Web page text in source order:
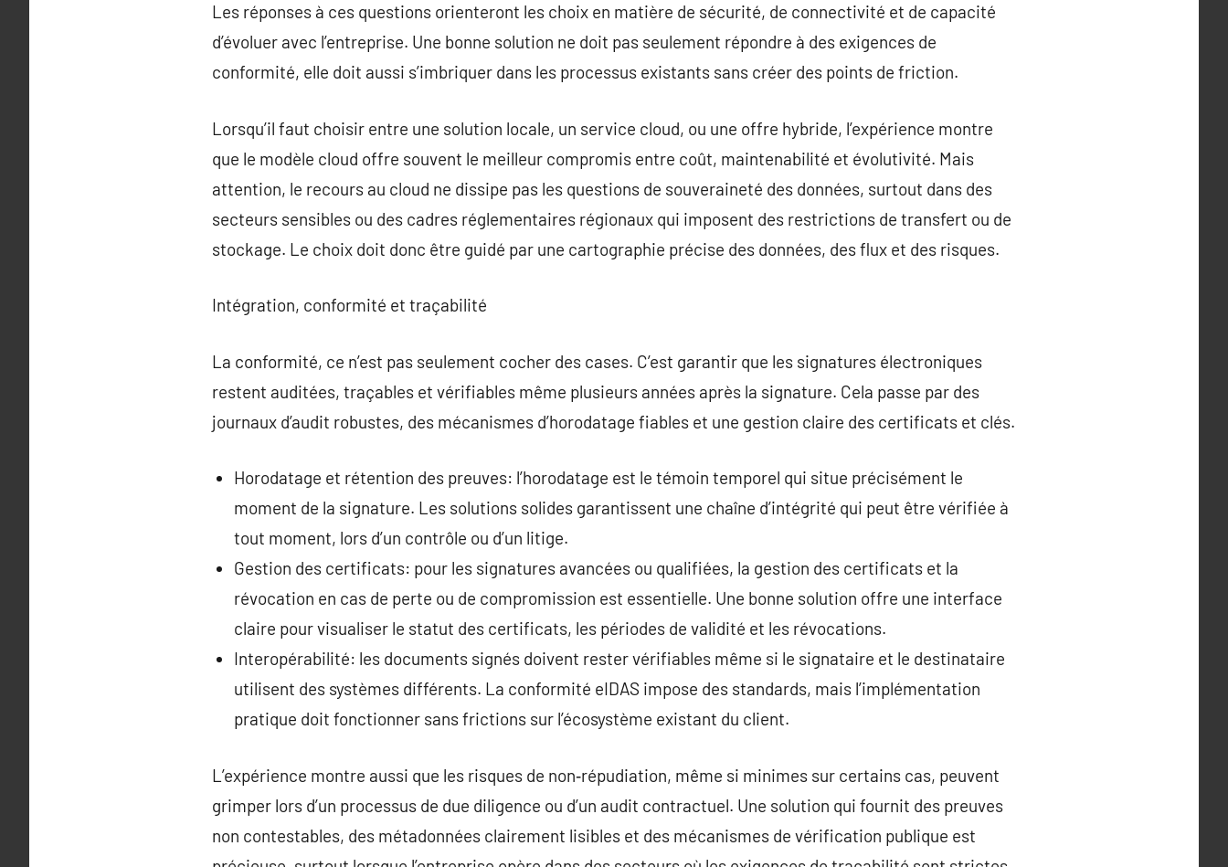
Les réponses à ces questions orienteront les choix en matière de sécurité, de connectivité et de capacité
d’évoluer avec l’entreprise. Une bonne solution ne doit pas seulement répondre à des exigences de
conformité, elle doit aussi s’imbriquer dans les processus existants sans créer des points de friction.
Lorsqu’il faut choisir entre une solution locale, un service cloud, ou une offre hybride, l’expérience montre
que le modèle cloud offre souvent le meilleur compromis entre coût, maintenabilité et évolutivité. Mais
attention, le recours au cloud ne dissipe pas les questions de souveraineté des données, surtout dans des
secteurs sensibles ou des cadres réglementaires régionaux qui imposent des restrictions de transfert ou de
stockage. Le choix doit donc être guidé par une cartographie précise des données, des flux et des risques.
Intégration, conformité et traçabilité
La conformité, ce n’est pas seulement cocher des cases. C’est garantir que les signatures électroniques
restent auditées, traçables et vérifiables même plusieurs années après la signature. Cela passe par des
journaux d’audit robustes, des mécanismes d’horodatage fiables et une gestion claire des certificats et clés.
Horodatage et rétention des preuves: l’horodatage est le témoin temporel qui situe précisément le
moment de la signature. Les solutions solides garantissent une chaîne d’intégrité qui peut être vérifiée à
tout moment, lors d’un contrôle ou d’un litige.
Gestion des certificats: pour les signatures avancées ou qualifiées, la gestion des certificats et la
révocation en cas de perte ou de compromission est essentielle. Une bonne solution offre une interface
claire pour visualiser le statut des certificats, les périodes de validité et les révocations.
Interopérabilité: les documents signés doivent rester vérifiables même si le signataire et le destinataire
utilisent des systèmes différents. La conformité eIDAS impose des standards, mais l’implémentation
pratique doit fonctionner sans frictions sur l’écosystème existant du client.
L’expérience montre aussi que les risques de non‑répudiation, même si minimes sur certains cas, peuvent
grimper lors d’un processus de due diligence ou d’un audit contractuel. Une solution qui fournit des preuves
non contestables, des métadonnées clairement lisibles et des mécanismes de vérification publique est